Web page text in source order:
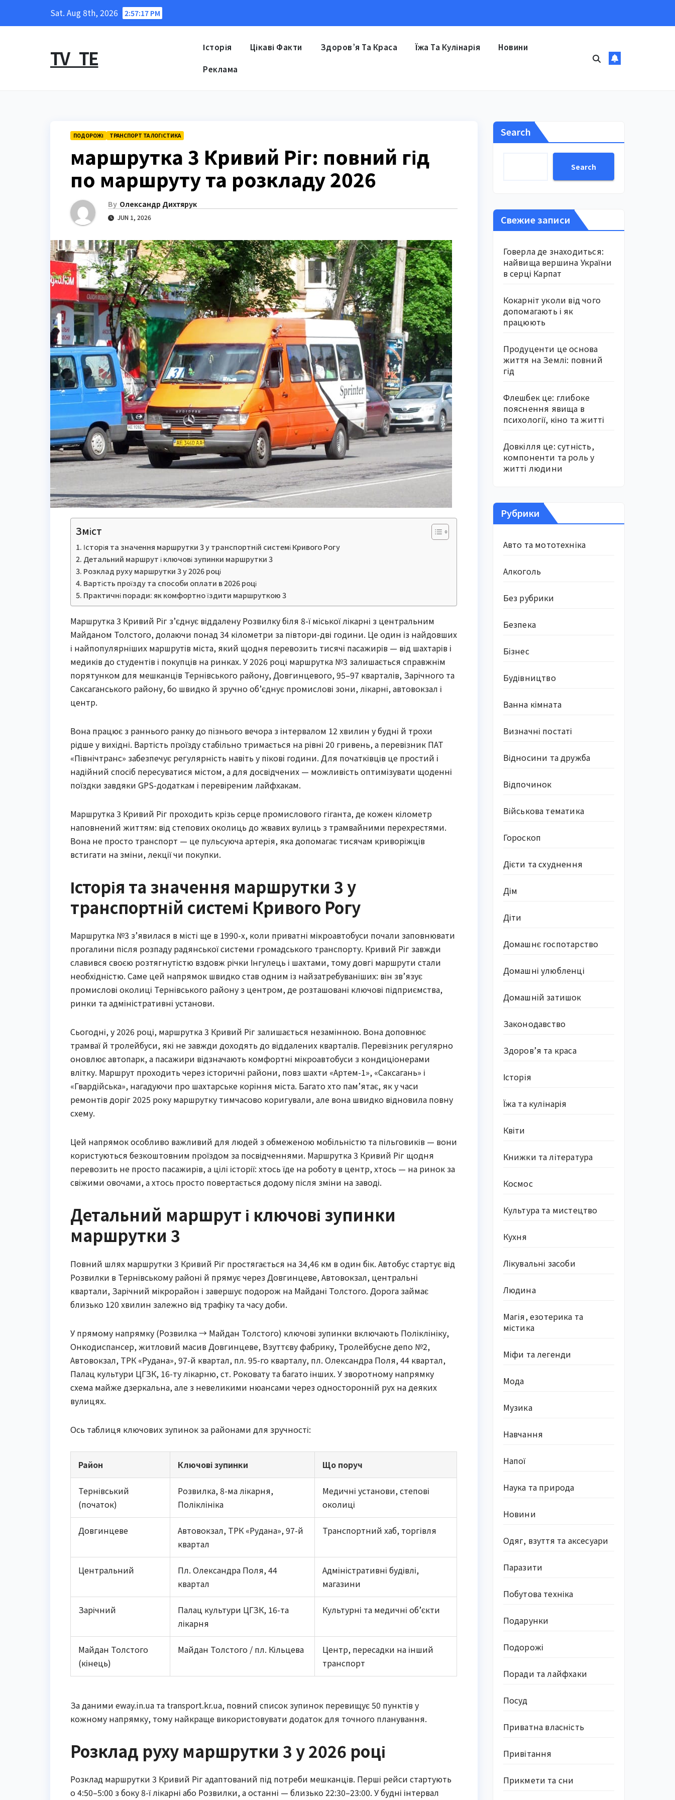
Sat. Aug 8th, 2026 2:57:18 PM
TV_TE Історія Цікаві Факти Здоров’я Та Краса Їжа Та Кулінарія Новини
Реклама
ПОДОРОЖІ ТРАНСПОРТ ТА ЛОГІСТИКА
маршрутка 3 Кривий Ріг: повний гід
по маршруту та розкладу 2026
By Олександр Дихтярук
JUN 1, 2026
Зміст
Історія та значення маршрутки 3 у транспортній системі Кривого Рогу
Детальний маршрут і ключові зупинки маршрутки 3
Розклад руху маршрутки 3 у 2026 році
Вартість проїзду та способи оплати в 2026 році
Практичні поради: як комфортно їздити маршруткою 3
Маршрутка 3 Кривий Ріг з’єднує віддалену Розвилку біля 8-ї міської лікарні з центральним
Майданом Толстого, долаючи понад 34 кілометри за півтори-дві години. Це один із найдовших
і найпопулярніших маршрутів міста, який щодня перевозить тисячі пасажирів — від шахтарів і
медиків до студентів і покупців на ринках. У 2026 році маршрутка №3 залишається справжнім
порятунком для мешканців Тернівського району, Довгинцевого, 95–97 кварталів, Зарічного та
Саксаганського району, бо швидко й зручно об’єднує промислові зони, лікарні, автовокзал і
центр.
Вона працює з раннього ранку до пізнього вечора з інтервалом 12 хвилин у будні й трохи
рідше у вихідні. Вартість проїзду стабільно тримається на рівні 20 гривень, а перевізник ПАТ
«Північтранс» забезпечує регулярність навіть у пікові години. Для початківців це простий і
надійний спосіб пересуватися містом, а для досвідчених — можливість оптимізувати щоденні
поїздки завдяки GPS-додаткам і перевіреним лайфхакам.
Маршрутка 3 Кривий Ріг проходить крізь серце промислового гіганта, де кожен кілометр
наповнений життям: від степових околиць до жвавих вулиць з трамвайними перехрестями.
Вона не просто транспорт — це пульсуюча артерія, яка допомагає тисячам криворіжців
встигати на зміни, лекції чи покупки.
Історія та значення маршрутки 3 у
транспортній системі Кривого Рогу
Маршрутка №3 з’явилася в місті ще в 1990-х, коли приватні мікроавтобуси почали заповнювати
прогалини після розпаду радянської системи громадського транспорту. Кривий Ріг завжди
славився своєю розтягнутістю вздовж річки Інгулець і шахтами, тому довгі маршрути стали
необхідністю. Саме цей напрямок швидко став одним із найзатребуваніших: він зв’язує
промислові околиці Тернівського району з центром, де розташовані ключові підприємства,
ринки та адміністративні установи.
Сьогодні, у 2026 році, маршрутка 3 Кривий Ріг залишається незамінною. Вона доповнює
трамваї й тролейбуси, які не завжди доходять до віддалених кварталів. Перевізник регулярно
оновлює автопарк, а пасажири відзначають комфортні мікроавтобуси з кондиціонерами
влітку. Маршрут проходить через історичні райони, повз шахти «Артем-1», «Саксагань» і
«Гвардійська», нагадуючи про шахтарське коріння міста. Багато хто пам’ятає, як у часи
ремонтів доріг 2025 року маршрутку тимчасово коригували, але вона швидко відновила повну
схему.
Цей напрямок особливо важливий для людей з обмеженою мобільністю та пільговиків — вони
користуються безкоштовним проїздом за посвідченнями. Маршрутка 3 Кривий Ріг щодня
перевозить не просто пасажирів, а цілі історії: хтось їде на роботу в центр, хтось — на ринок за
свіжими овочами, а хтось просто повертається додому після зміни на заводі.
Детальний маршрут і ключові зупинки
маршрутки 3
Повний шлях маршрутки 3 Кривий Ріг простягається на 34,46 км в один бік. Автобус стартує від
Розвилки в Тернівському районі й прямує через Довгинцеве, Автовокзал, центральні
квартали, Зарічний мікрорайон і завершує подорож на Майдані Толстого. Дорога займає
близько 120 хвилин залежно від трафіку та часу доби.
У прямому напрямку (Розвилка → Майдан Толстого) ключові зупинки включають Поліклініку,
Онкодиспансер, житловий масив Довгинцеве, Взуттєву фабрику, Тролейбусне депо №2,
Автовокзал, ТРК «Рудана», 97-й квартал, пл. 95-го кварталу, пл. Олександра Поля, 44 квартал,
Палац культури ЦГЗК, 16-ту лікарню, ст. Роковату та багато інших. У зворотному напрямку
схема майже дзеркальна, але з невеликими нюансами через односторонній рух на деяких
вулицях.
Ось таблиця ключових зупинок за районами для зручності:
Район Ключові зупинки Що поруч
Тернівський
(початок)
Розвилка, 8-ма лікарня,
Поліклініка
Медичні установи, степові
околиці
Довгинцеве
Автовокзал, ТРК «Рудана», 97-й
квартал
Транспортний хаб, торгівля
Центральний
Пл. Олександра Поля, 44
квартал
Адміністративні будівлі,
магазини
Зарічний
Палац культури ЦГЗК, 16-та
лікарня
Культурні та медичні об’єкти
Майдан Толстого
(кінець)
Майдан Толстого / пл. Кільцева
Центр, пересадки на інший
транспорт
За даними eway.in.ua та transport.kr.ua, повний список зупинок перевищує 50 пунктів у
кожному напрямку, тому найкраще використовувати додаток для точного планування.
Розклад руху маршрутки 3 у 2026 році
Розклад маршрутки 3 Кривий Ріг адаптований під потреби мешканців. Перші рейси стартують
о 4:50–5:00 з боку 8-ї лікарні або Розвилки, а останні — близько 22:30–23:00. У будні інтервал
Search
Search
Свежие записи
Говерла де знаходиться:
найвища вершина України
в серці Карпат
Кокарніт уколи від чого
допомагають і як
працюють
Продуценти це основа
життя на Землі: повний
гід
Флешбек це: глибоке
пояснення явища в
психології, кіно та житті
Довкілля це: сутність,
компоненти та роль у
житті людини
Рубрики
Авто та мототехніка
Алкоголь
Без рубрики
Безпека
Бізнес
Будівництво
Ванна кімната
Визначні постаті
Відносини та дружба
Відпочинок
Військова тематика
Гороскоп
Дієти та схуднення
Дім
Діти
Домашнє госпотарство
Домашні улюбленці
Домашній затишок
Законодавство
Здоров’я та краса
Історія
Їжа та кулінарія
Квіти
Книжки та література
Космос
Культура та мистецтво
Кухня
Лікувальні засоби
Людина
Магія, езотерика та
містика
Міфи та легенди
Мода
Музика
Навчання
Напої
Наука та природа
Новини
Одяг, взуття та аксесуари
Паразити
Побутова техніка
Подарунки
Подорожі
Поради та лайфхаки
Посуд
Приватна власність
Привітання
Прикмети та сни